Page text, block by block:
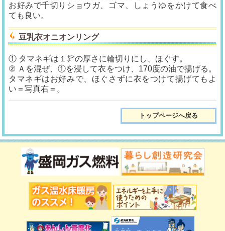
お好みで千切りショウガ、ゴマ、しょうゆをかけて食べ
ても良い。
豆乳衣オニオンリング
① タマネギは１㌢の厚さに輪切りにし、ほぐす。
② Ａを混ぜ、①を浸して衣をつけ、170度の油で揚げる。
タマネギはお好みで、ほぐさずに衣をつけて揚げてもよ
い＝写真右＝。
トップページへ戻る